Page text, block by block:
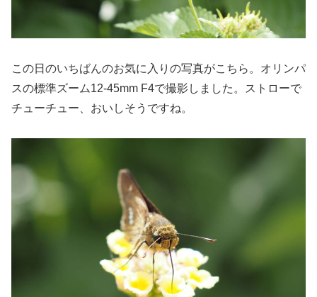
この日のいちばんのお気に入りの写真がこちら。オリンパ
スの標準ズーム12-45mm F4で撮影しました。ストローで
チューチュー、おいしそうですね。